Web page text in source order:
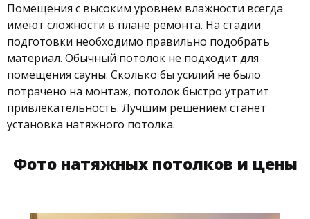
Помещения с высоким уровнем влажности всегда
имеют сложности в плане ремонта. На стадии
подготовки необходимо правильно подобрать
материал. Обычный потолок не подходит для
помещения сауны. Сколько бы усилий не было
потрачено на монтаж, потолок быстро утратит
привлекательность. Лучшим решением станет
установка натяжного потолка.
Фото натяжных потолков и цены